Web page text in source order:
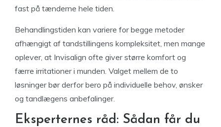
fast på tænderne hele tiden.
Behandlingstiden kan variere for begge metoder
afhængigt af tandstillingens kompleksitet, men mange
oplever, at Invisalign ofte giver større komfort og
færre irritationer i munden. Valget mellem de to
løsninger bør derfor bero på individuelle behov, ønsker
og tandlægens anbefalinger.
Eksperternes råd: Sådan får du